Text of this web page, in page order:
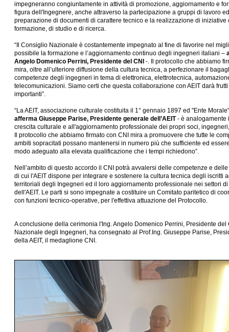
impegneranno congiuntamente in attività di promozione, aggiornamento e
figura dell'Ingegnere, anche attraverso la partecipazione a gruppi di lavoro
preparazione di documenti di carattere tecnico e la realizzazione di iniziative
formazione, di studio e di ricerca.
“Il Consiglio Nazionale è costantemente impegnato al fine di favorire nel
possibile la formazione e l’aggiornamento continuo degli ingegneri italiani –
Angelo Domenico Perrini, Presidente del CNI -. Il protocollo che abbiamo
mira, oltre all’ulteriore diffusione della cultura tecnica, a perfezionare il
competenze degli ingegneri in tema di elettronica, elettrotecnica,
telecomunicazioni. Siamo certi che questa collaborazione con AEIT darà
importanti”.
“La AEIT, associazione culturale costituita il 1° gennaio 1897 ed "Ente
afferma Giuseppe Parise, Presidente generale dell’AEIT- è analogamente
crescita culturale e all'aggiornamento professionale dei propri soci,
Il protocollo che abbiamo firmato con CNI mira a promuovere che tutte le
ambiti sopracitati possano mantenersi in numero più che sufficiente ed
modo adeguato alla elevata qualificazione che i tempi richiedono”.
Nell’ambito di questo accordo il CNI potrà avvalersi delle competenze e
di cui l'AEIT dispone per integrare e sostenere la cultura tecnica degli iscritti
territoriali degli Ingegneri ed il loro aggiornamento professionale nei settori
dell'AEIT. Le parti si sono impegnate a costituire un Comitato paritetico di
con funzioni tecnico-operative, per l'effettiva attuazione del Protocollo.
A conclusione della cerimonia l'Ing. Angelo Domenico Perrini, Presidente del
Nazionale degli Ingegneri, ha consegnato al Prof.Ing. Giuseppe Parise,
della AEIT, il medaglione CNI.